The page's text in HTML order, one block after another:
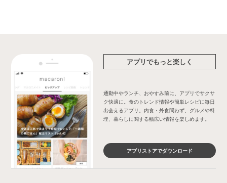
アプリでもっと楽しく
通勤中やランチ、おやすみ前に、アプリでサクサ
ク快適に。食のトレンド情報や簡単レシピに毎日
出会えるアプリ。内食・外食問わず、グルメや料
理、暮らしに関する幅広い情報を楽しめます。
アプリストアでダウンロード